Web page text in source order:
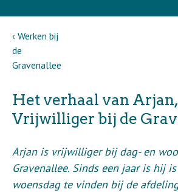
Werken bij
de
Gravenallee
Het verhaal van Arjan,
Vrijwilliger bij de
Arjan is vrijwilliger bij dag- en
Gravenallee. Sinds een jaar is hij
woensdag te vinden bij de